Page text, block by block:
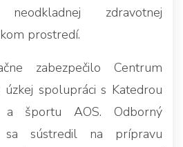
neodkladnej zdravotnej
prostredí.
zabezpečilo Centrum
spolupráci s Katedrou
a športu AOS. Odborný
sa sústredil na prípravu